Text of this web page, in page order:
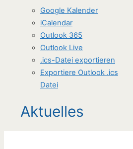
Google Kalender
iCalendar
Outlook 365
Outlook Live
.ics-Datei exportieren
Exportiere Outlook .ics
Datei
Aktuelles